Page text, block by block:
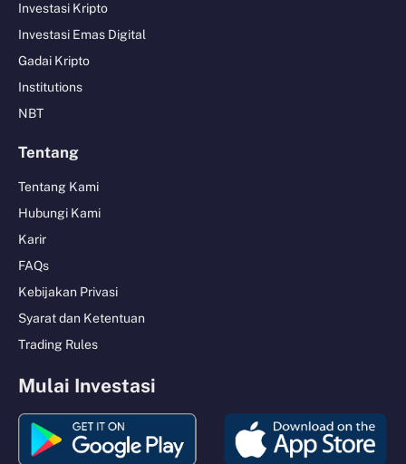
Investasi Kripto
Investasi Emas Digital
Gadai Kripto
Institutions
NBT
Tentang
Tentang Kami
Hubungi Kami
Karir
FAQs
Kebijakan Privasi
Syarat dan Ketentuan
Trading Rules
Mulai Investasi